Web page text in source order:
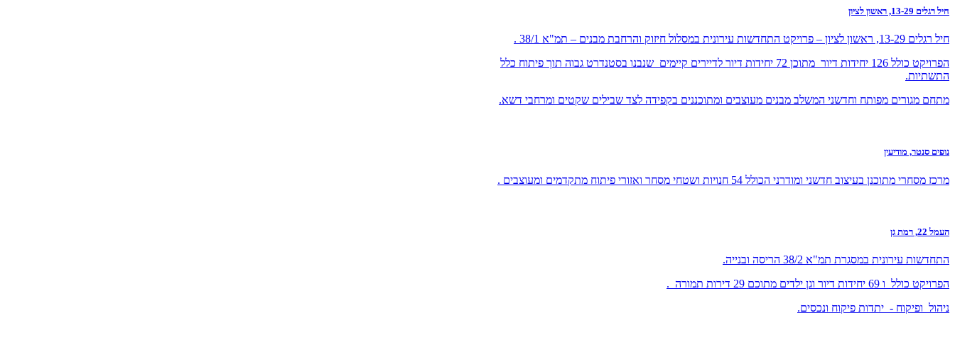
חיל רגלים 13-29, ראשון לציון
חיל רגלים 13-29, ראשון לציון – פרויקט התחדשות עירונית במסלול חיזוק והרחבת מבנים – תמ"א 38/1 .
הפרויקט כולל 126 יחידות דיור מתוכן 72 יחידות דיור לדיירים קיימים שנבנו בסטנדרט גבוה תוך פיתוח כלל
התשתיות.
מתחם מגורים מפותח וחדשני המשלב מבנים מעוצבים ומתוכננים בקפידה לצד שבילים שקטים ומרחבי דשא.
נופים סנטר, מודיעין
מרכז מסחרי מתוכנן בעיצוב חדשני ומודרני הכולל 54 חנויות ושטחי מסחר ואזורי פיתוח מתקדמים ומעוצבים .
העמל 22, רמת גן
התחדשות עירונית במסגרת תמ"א 38/2 הריסה ובנייה.
הפרויקט כולל ו 69 יחידות דיור וגן ילדים מתוכם 29 דירות תמורה .
ניהול ופיקוח - יתדות פיקוח ונכסים.